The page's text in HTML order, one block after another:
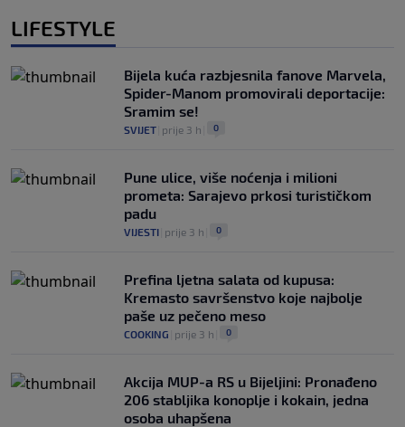
LIFESTYLE
Bijela kuća razbjesnila fanove Marvela,
Spider-Manom promovirali deportacije:
Sramim se!
SVIJET prije 3 h 0
Pune ulice, više noćenja i milioni
prometa: Sarajevo prkosi turističkom
padu
VIJESTI prije 3 h 0
Prefina ljetna salata od kupusa:
Kremasto savršenstvo koje najbolje
paše uz pečeno meso
COOKING prije 3 h 0
Akcija MUP-a RS u Bijeljini: Pronađeno
206 stabljika konoplje i kokain, jedna
osoba uhapšena